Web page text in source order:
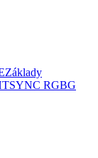
Základy
RGBG